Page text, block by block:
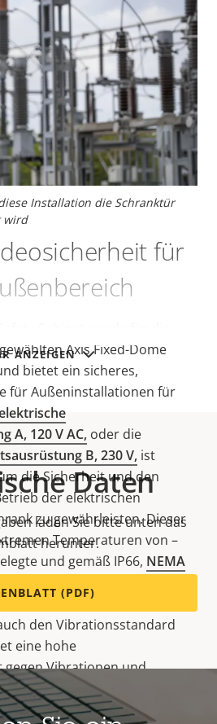
ANZEIGEN
Installation die Schranktür
wird
für
Axis Fixed-Dome
bietet ein sicheres,
für Außeninstallationen für
A, 120 V AC, oder die
B, 230 V, ist
die Sicherheit und den
der elektrischen
zu gewährleisten. Dieser
Temperaturen von –
und gemäß IP66, NEMA
und Vandalismus
den Vibrationsstandard
eine hohe
Vibrationen und
Daten
laden Sie bitte unten das
herunter.
(PDF)